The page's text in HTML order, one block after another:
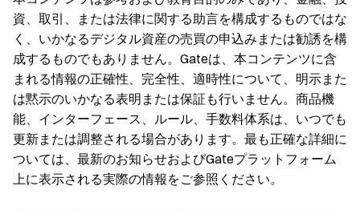
資、取引、または法律に関する助言を構成するものではな
く、いかなるデジタル資産の売買の申込みまたは勧誘を構
成するものでもありません。Gateは、本コンテンツに含
まれる情報の正確性、完全性、適時性について、明示また
は黙示のいかなる表明または保証も行いません。商品機
能、インターフェース、ルール、手数料体系は、いつでも
更新または調整される場合があります。最も正確な詳細に
ついては、最新のお知らせおよびGateプラットフォーム
上に表示される実際の情報をご参照ください。